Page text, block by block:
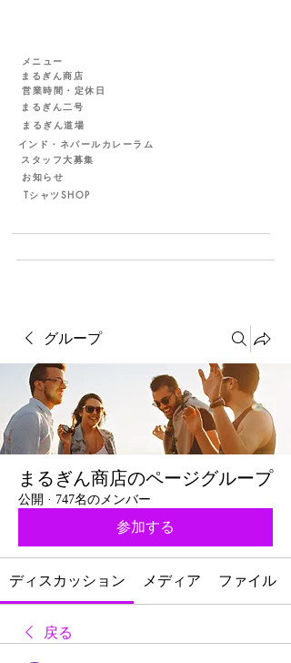
メニュー
まるぎん商店
営業時間・定休日
まるぎん二号
まるぎん道場
インド・ネパールカレーラム
スタッフ大募集
お知らせ
TシャツSHOP
グループ
まるぎん商店のページグループ
公開 · 747名のメンバー
参加する
ディスカッション メディア ファイル
戻る